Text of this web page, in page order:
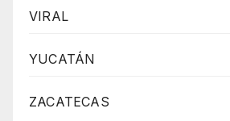
VIRAL
YUCATÁN
ZACATECAS